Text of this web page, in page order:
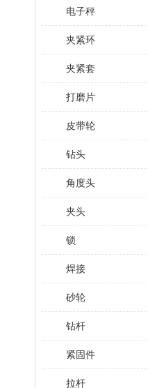
电子秤
夹紧环
夹紧套
打磨片
皮带轮
钻头
角度头
夹头
锁
焊接
砂轮
钻杆
紧固件
拉杆